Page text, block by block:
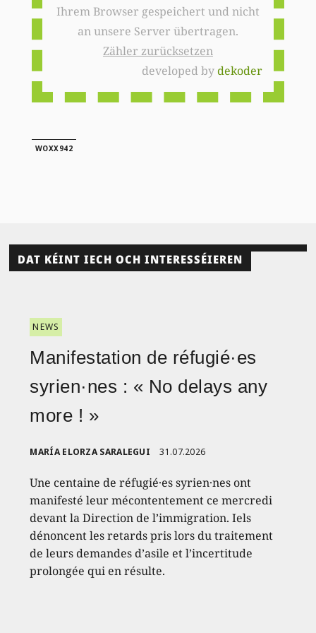
Ihrem Browser gespeichert und nicht
an unsere Server übertragen.
Zähler zurücksetzen
developed bydekoder
WOXX942
DAT KÉINT IECH OCH INTERESSÉIEREN
NEWS
Manifestation de réfugié·es
syrien·nes : « No delays any
more ! »
MARÍA ELORZA SARALEGUI 31.07.2026
Une centaine de réfugié·es syrien·nes ont
manifesté leur mécontentement ce mercredi
devant la Direction de l’immigration. Iels
dénoncent les retards pris lors du traitement
de leurs demandes d’asile et l’incertitude
prolongée qui en résulte.